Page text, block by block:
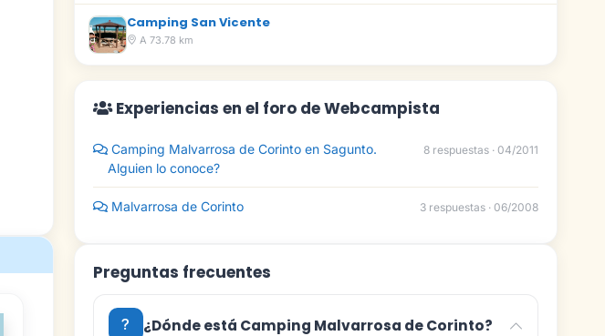
Camping San Vicente
A 73.78 km
Experiencias en el foro de Webcampista
Camping Malvarrosa de Corinto en Sagunto.
Alguien lo conoce?
8 respuestas · 04/2011
Malvarrosa de Corinto 3 respuestas · 06/2008
Preguntas frecuentes
¿Dónde está Camping Malvarrosa de Corinto?